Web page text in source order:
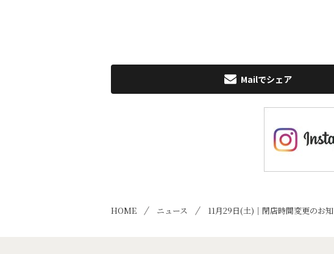
Mailでシェア
HOME ニュース 11月29日(土)｜閉店時間変更のお